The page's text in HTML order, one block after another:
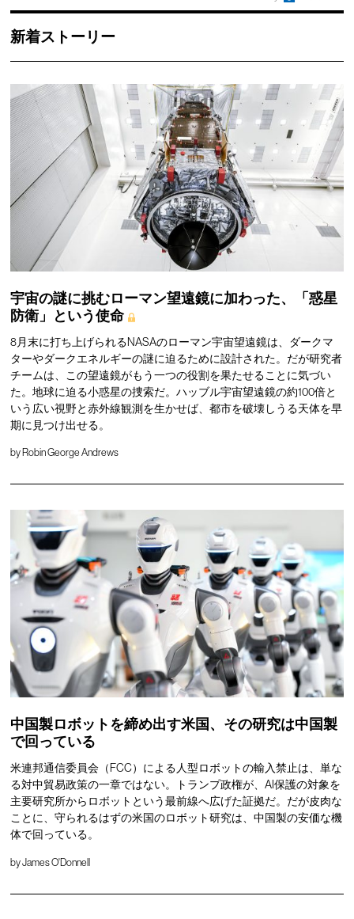
新着ストーリー
宇宙の謎に挑むローマン望遠鏡に加わった、「惑星
防衛」という使命
8月末に打ち上げられるNASAのローマン宇宙望遠鏡は、ダークマ
ターやダークエネルギーの謎に迫るために設計された。だが研究者
チームは、この望遠鏡がもう一つの役割を果たせることに気づい
た。地球に迫る小惑星の捜索だ。ハッブル宇宙望遠鏡の約100倍と
いう広い視野と赤外線観測を生かせば、都市を破壊しうる天体を早
期に見つけ出せる。
by Robin George Andrews
中国製ロボットを締め出す米国、その研究は中国製
で回っている
米連邦通信委員会（FCC）による人型ロボットの輸入禁止は、単な
る対中貿易政策の一章ではない。トランプ政権が、AI保護の対象を
主要研究所からロボットという最前線へ広げた証拠だ。だが皮肉な
ことに、守られるはずの米国のロボット研究は、中国製の安価な機
体で回っている。
byJames O'Donnell